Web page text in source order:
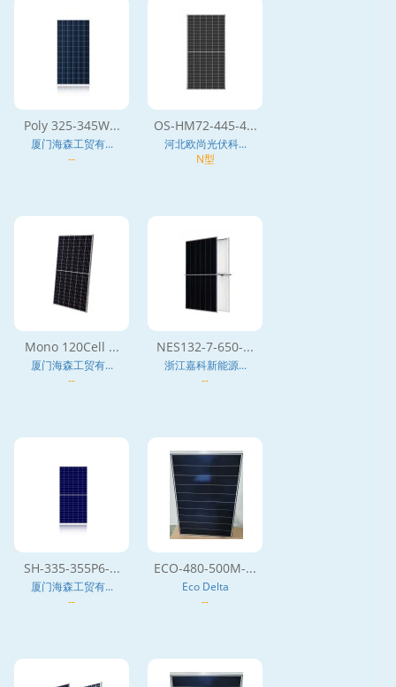
Poly 325-345W...
厦门海森工贸有...
--
OS-HM72-445-4...
河北欧尚光伏科...
N型
Mono 120Cell ...
厦门海森工贸有...
--
NES132-7-650-...
浙江嘉科新能源...
--
SH-335-355P6-...
厦门海森工贸有...
--
ECO-480-500M-...
Eco Delta
--